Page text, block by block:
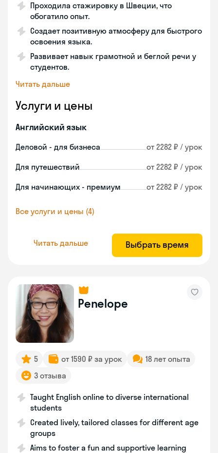
Проходила стажировку в Швеции, что
обогатило опыт.
Создает позитивную атмосферу для быстрого
освоения языка.
Развивает навык грамотной и беглой речи у
студентов.
Читать дальше
Услуги и цены
Английский язык
Деловой - для бизнеса от 2282 ₽ / урок
Для путешествий от 2282 ₽ / урок
Для начинающих - премиум от 2282 ₽ / урок
Все услуги и цены (4)
Читать дальше Выбрать время
Penelope
5 от 1590 ₽ за урок
18 лет опыта
3 отзыва
Taught English online to diverse international
students
Created lively, tailored classes for different age
groups
Aims to foster a fun and supportive learning